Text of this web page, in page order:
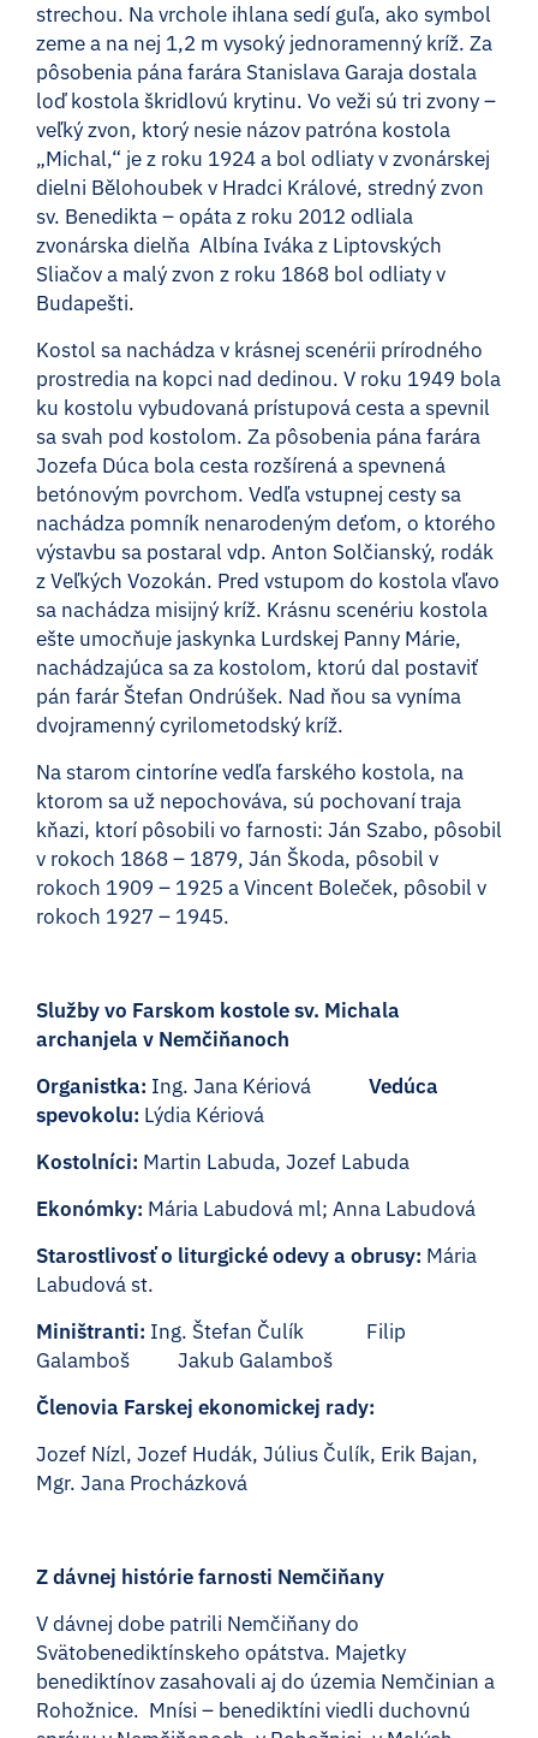
strechou. Na vrchole ihlana sedí guľa, ako symbol
zeme a na nej 1,2 m vysoký jednoramenný kríž. Za
pôsobenia pána farára Stanislava Garaja dostala
loď kostola škridlovú krytinu. Vo veži sú tri zvony –
veľký zvon, ktorý nesie názov patróna kostola
„Michal,“ je z roku 1924 a bol odliaty v zvonárskej
dielni Bělohoubek v Hradci Králové, stredný zvon
sv. Benedikta – opáta z roku 2012 odliala
zvonárska dielňa Albína Iváka z Liptovských
Sliačov a malý zvon z roku 1868 bol odliaty v
Budapešti.
Kostol sa nachádza v krásnej scenérii prírodného
prostredia na kopci nad dedinou. V roku 1949 bola
ku kostolu vybudovaná prístupová cesta a spevnil
sa svah pod kostolom. Za pôsobenia pána farára
Jozefa Dúca bola cesta rozšírená a spevnená
betónovým povrchom. Vedľa vstupnej cesty sa
nachádza pomník nenarodeným deťom, o ktorého
výstavbu sa postaral vdp. Anton Solčianský, rodák
z Veľkých Vozokán. Pred vstupom do kostola vľavo
sa nachádza misijný kríž. Krásnu scenériu kostola
ešte umocňuje jaskynka Lurdskej Panny Márie,
nachádzajúca sa za kostolom, ktorú dal postaviť
pán farár Štefan Ondrúšek. Nad ňou sa vyníma
dvojramenný cyrilometodský kríž.
Na starom cintoríne vedľa farského kostola, na
ktorom sa už nepochováva, sú pochovaní traja
kňazi, ktorí pôsobili vo farnosti: Ján Szabo, pôsobil
v rokoch 1868 – 1879, Ján Škoda, pôsobil v
rokoch 1909 – 1925 a Vincent Boleček, pôsobil v
rokoch 1927 – 1945.
Služby vo Farskom kostole sv. Michala
archanjela v Nemčiňanoch
Organistka: Ing. Jana Kériová Vedúca
spevokolu: Lýdia Kériová
Kostolníci: Martin Labuda, Jozef Labuda
Ekonómky: Mária Labudová ml; Anna Labudová
Starostlivosť o liturgické odevy a obrusy: Mária
Labudová st.
Miništranti: Ing. Štefan Čulík Filip
Galamboš Jakub Galamboš
Členovia Farskej ekonomickej rady:
Jozef Nízl, Jozef Hudák, Július Čulík, Erik Bajan,
Mgr. Jana Procházková
Z dávnej histórie farnosti Nemčiňany
V dávnej dobe patrili Nemčiňany do
Svätobenediktínskeho opátstva. Majetky
benediktínov zasahovali aj do územia Nemčinian a
Rohožnice. Mnísi – benediktíni viedli duchovnú